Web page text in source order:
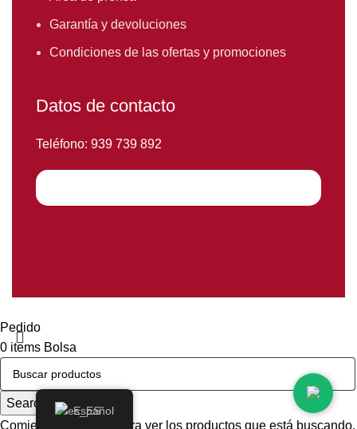
Garantía y devoluciones
Condiciones de las ofertas y promociones
Datos de contacto
Teléfono: 939 739 892
Search
Comience a escribir para ver los productos que está buscando.
Español
Pedido
0 items Bolsa
Mi cuenta